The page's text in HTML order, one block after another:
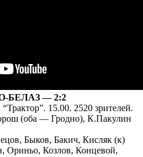
БЕЛАЗ — 2:2
15.00. 2520 зрителей.
(оба — Гродно), К.Пакулин
Быков, Бакич, Кисляк (к)
Ориньо, Козлов, Концевой,